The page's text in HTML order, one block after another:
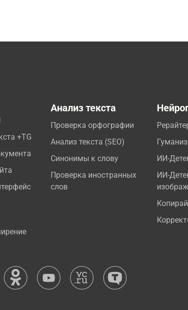
+TG
Анализ текста
Проверка орфографии
Анализ текста (SEO)
Синонимы к слову
Проверка иностранных
слов
ИИ-
ИИ-